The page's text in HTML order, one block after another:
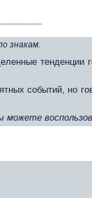
знакам.
тенденции
событий, но